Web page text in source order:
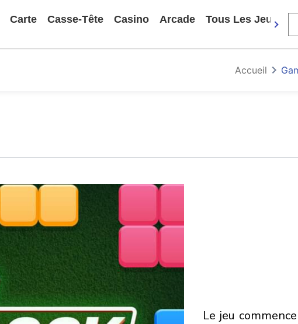
Carte Casse-Tête Casino Arcade Tous Les Jeux
Accueil
le jeu commencera